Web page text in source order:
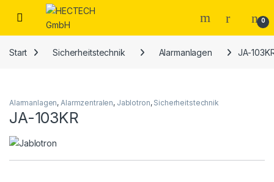
Open 0
Start Sicherheitstechnik Alarmanlagen JA-
Alarmanlagen,Alarmzentralen, Jablotron, Sicherheitstechnik
JA-103KR